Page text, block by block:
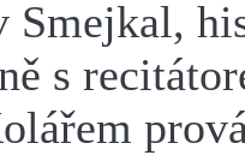
Smejkal,
s